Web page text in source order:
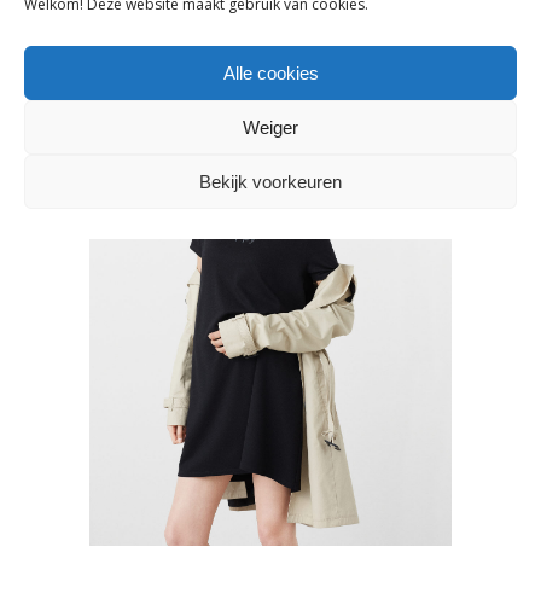
Welkom! Deze website maakt gebruik van cookies.
Alle cookies
Weiger
Bekijk voorkeuren